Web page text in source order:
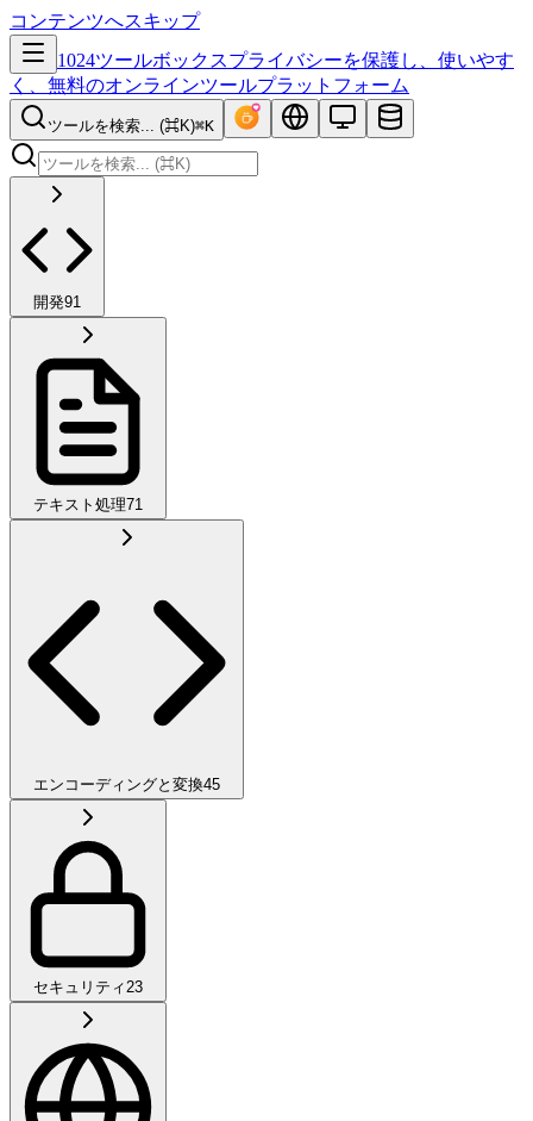
コンテンツへスキップ
1024ツールボックスプライバシーを保護し、使いやす
く、無料のオンラインツールプラットフォーム
ツールを検索... (⌘K)⌘K
開発91
テキスト処理71
エンコーディングと変換45
セキュリティ23